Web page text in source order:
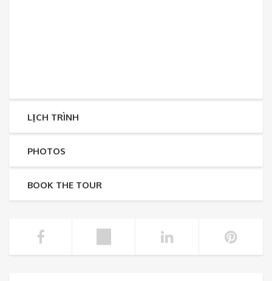
LỊCH TRÌNH
PHOTOS
BOOK THE TOUR